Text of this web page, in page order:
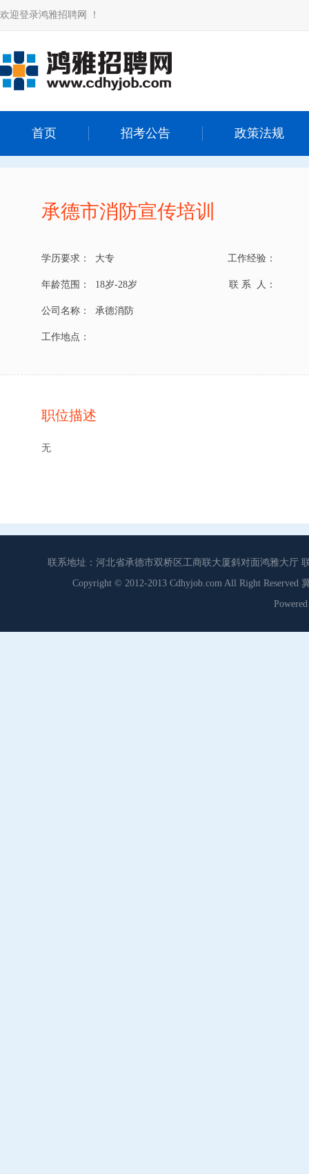
欢迎登录鸿雅招聘网 ！
首页 招考公告 政策法规
承德市消防宣传培训
学历要求： 大专 工作经验：
年龄范围： 18岁-28岁 联 系 人：
公司名称： 承德消防
工作地点：
职位描述
无
联系地址：河北省承德市双桥区工商联大厦斜对面鸿雅大厅
Copyright © 2012-2013 Cdhyjob.com All Right Reserved